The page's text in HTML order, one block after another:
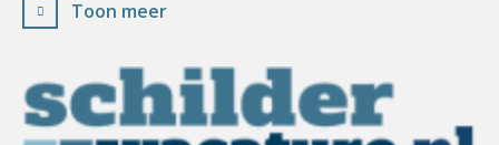
Toon meer